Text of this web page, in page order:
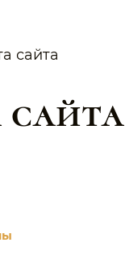
сайта
сайта